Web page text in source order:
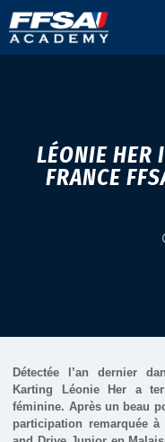
LÉONIE HER
FRANCE
Détectée l’an dernier
Karting Léonie Her a
féminine. Après un beau
participation remarquée